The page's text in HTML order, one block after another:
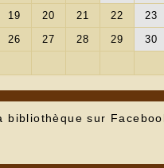
bibliothèque sur